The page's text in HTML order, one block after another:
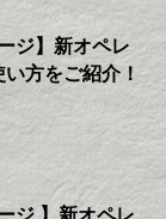
ジ】新オペレ
方をご紹介！
ジ 】新オペレ